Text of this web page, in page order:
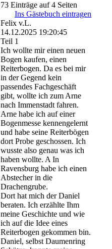
73 Einträge auf 4 Seiten
Ins Gästebuch eintragen
Felix v.L.
14.12.2025 19:20:45
Teil 1
Ich wollte mir einen neuen
Bogen kaufen, einen
Reiterbogen. Da es bei mir
in der Gegend kein
passendes Fachgeschäft
gibt, wollte ich zum Arne
nach Immenstadt fahren.
Arne habe ich auf einer
Bogenmesse kennengelernt
und habe seine Reiterbögen
dort Probe geschossen. Ich
wusste also genau was ich
haben wollte. A In
Ravensburg habe ich einen
Abstecher in die
Drachengrube.
Dort hat mich der Daniel
beraten. Ich erzählte Ihm
meine Geschichte und wie
ich auf die Idee eines
Reiterbogen gekommen bin.
Daniel, selbst Daumenring